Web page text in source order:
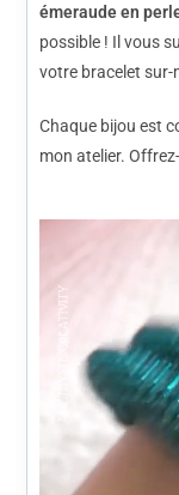
émeraude en
possible ! Il vous
votre bracelet sur-
Chaque bijou est
mon atelier.